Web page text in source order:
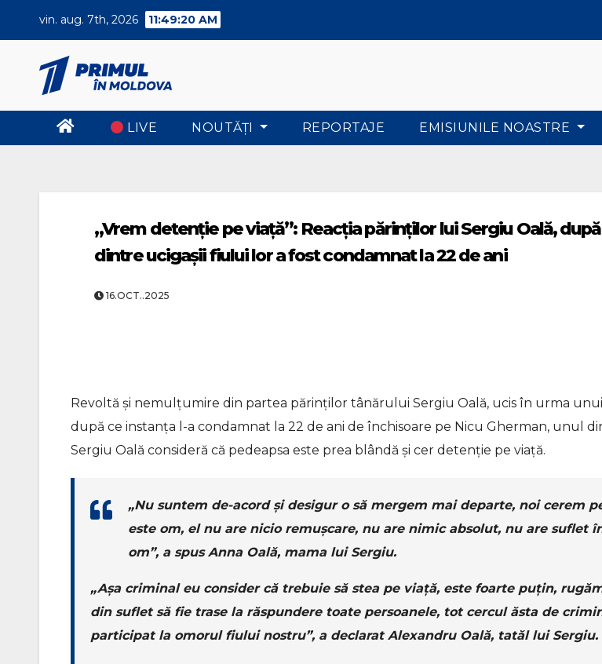
vin. aug. 7th, 2026 11:49:20 AM
LIVE NOUTĂŢI REPORTAJE EMISIUNILE NOASTRE
„Vrem detenție pe viață”: Reacția părinților lui Sergiu Oală,
dintre ucigașii fiului lor a fost condamnat la 22 de ani
16.OCT..2025
Revoltă și nemulțumire din partea părinților tânărului Sergiu Oală, ucis în urma
după ce instanța l-a condamnat la 22 de ani de închisoare pe Nicu Gherman, unul
Sergiu Oală consideră că pedeapsa este prea blândă și cer detenție pe viață.
„Nu suntem de-acord și desigur o să mergem mai departe, noi cerem
este om, el nu are nicio remușcare, nu are nimic absolut, nu are suflet
om”, a spus Anna Oală, mama lui Sergiu.
„Așa criminal eu consider că trebuie să stea pe viață, este foarte puțin,
din suflet să fie trase la răspundere toate persoanele, tot cercul ăsta de
participat la omorul fiului nostru”, a declarat Alexandru Oală, tatăl lui Sergiu.